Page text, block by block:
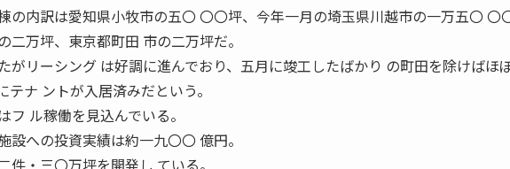
の内訳は愛知県小牧市の五〇 〇〇坪、今年一月の埼玉県川越市の一万五〇 〇
二万坪、東京都町田 市の二万坪だ。
がリーシング は好調に進んでおり、五月に竣工したばかり の町田を除けばほ
テナ ントが入居済みだという。
フ ル稼働を見込んでいる。
設への投資実績は約一九〇〇 億円。
件・三〇万坪を開発し ている。